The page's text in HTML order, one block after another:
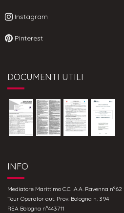
Instagram
Pinterest
DOCUMENTI UTILI
INFO
Mediatore Marittimo C.C.I.A.A. Ravenna n°62
Tour Operator aut. Prov. Bologna n. 394
REA Bologna n°443711